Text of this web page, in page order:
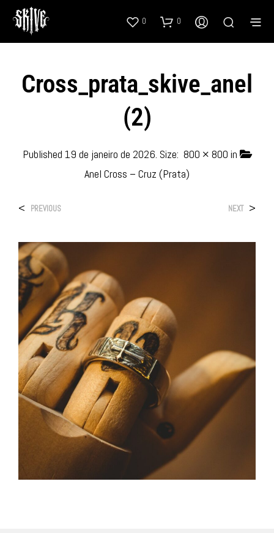
0 0
Cross_prata_skive_anel
(2)
Published 19 de janeiro de 2026. Size: 800 × 800 in
Anel Cross – Cruz (Prata)
< PREVIOUS NEXT >